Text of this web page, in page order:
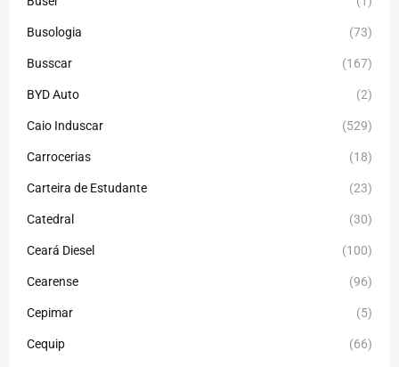
Busologia (73)
Busscar (167)
BYD Auto (2)
Caio Induscar (529)
Carrocerias (18)
Carteira de Estudante (23)
Catedral (30)
Ceará Diesel (100)
Cearense (96)
Cepimar (5)
Cequip (66)